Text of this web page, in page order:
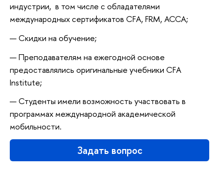
индустрии, в том числе с обладателями
международных сертификатов CFA, FRM, ACCA;
Скидки на обучение;
Преподавателям на ежегодной основе
предоставлялись оригинальные учебники CFA
Institute;
Студенты имели возможность участвовать в
программах международной академической
мобильности.
Задать вопрос